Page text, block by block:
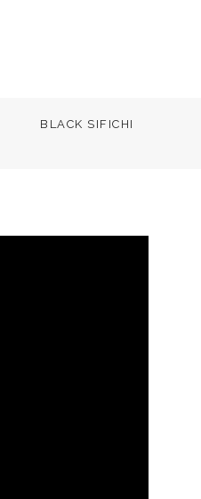
BLACK SIFICHI